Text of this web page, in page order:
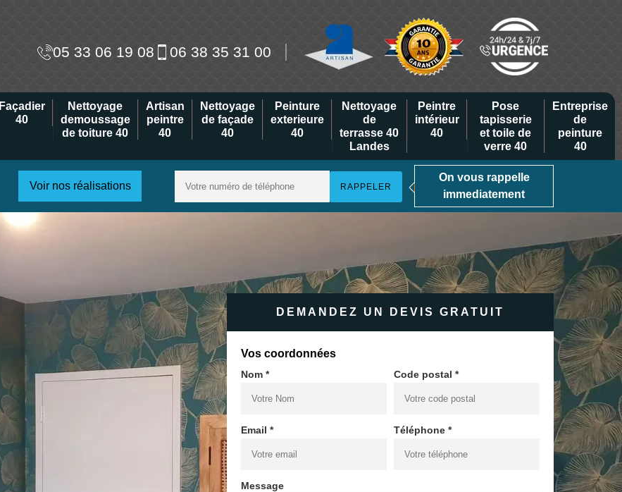
05 33 06 19 08 06 38 35 31 00
Façadier
40
Nettoyage
demoussage
de toiture 40
Artisan
peintre
40
Nettoyage
de façade
40
Peinture
exterieure
40
Nettoyage
de
terrasse 40
Landes
Peintre
intérieur
40
Pose
tapisserie
et toile de
verre 40
Entreprise
de
peinture
40
Voir nos réalisations
On vous rappelle
immediatement
DEMANDEZ UN DEVIS GRATUIT
Vos coordonnées
Nom * Code postal *
Email * Téléphone *
Message